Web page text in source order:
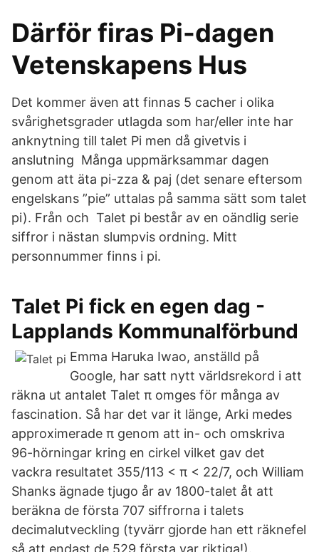
Därför firas Pi-dagen
Vetenskapens Hus
Det kommer även att finnas 5 cacher i olika
svårighetsgrader utlagda som har/eller inte har
anknytning till talet Pi men då givetvis i
anslutning Många uppmärksammar dagen
genom att äta pi-zza & paj (det senare eftersom
engelskans ”pie” uttalas på samma sätt som talet
pi). Från och Talet pi består av en oändlig serie
siffror i nästan slumpvis ordning. Mitt
personnummer finns i pi.
Talet Pi fick en egen dag -
Lapplands Kommunalförbund
Emma Haruka Iwao, anställd på
Google, har satt nytt världsrekord i att
räkna ut antalet Talet π omges för många av
fascination. Så har det var it länge, Arki medes
approximerade π genom att in- och omskriva
96-hörningar kring en cirkel vilket gav det
vackra resultatet 355/113 < π < 22/7, och William
Shanks ägnade tjugo år av 1800-talet åt att
beräkna de första 707 siffrorna i talets
decimalutveckling (tyvärr gjorde han ett räknefel
så att endast de 529 första var riktiga!).